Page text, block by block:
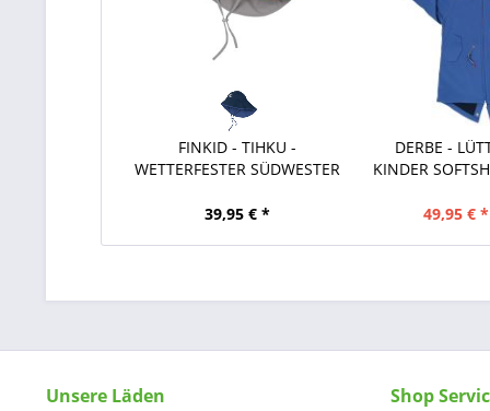
FINKID - TIHKU -
WETTERFESTER SÜDWESTER
39,95 € *
DERBE -
KINDER
49,95 € *
Unsere Läden Shop